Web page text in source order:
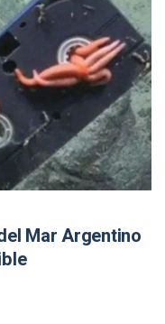
Mar Argentino